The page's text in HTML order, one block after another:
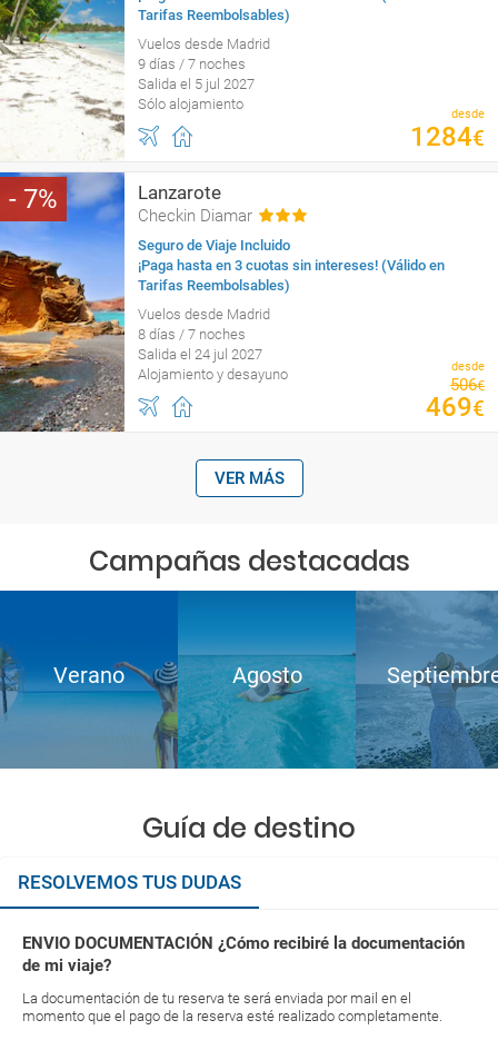
Tarifas Reembolsables)
Vuelos desde Madrid
9 días / 7 noches
Salida el 5 jul 2027
Sólo alojamiento
desde
1284€
7 Lanzarote
Checkin Diamar
Seguro de Viaje Incluido
¡Paga hasta en 3 cuotas sin intereses! (Válido en
Tarifas Reembolsables)
Vuelos desde Madrid
8 días / 7 noches
Salida el 24 jul 2027
Alojamiento y desayuno
desde
506€
469€
VER MÁS
Campañas destacadas
Verano Agosto
Guía de destino
RESOLVEMOS TUS DUDAS
ENVIO DOCUMENTACIÓN ¿Cómo recibiré la documentación
de mi viaje?
La documentación de tu reserva te será enviada por mail en el
momento que el pago de la reserva esté realizado completamente.